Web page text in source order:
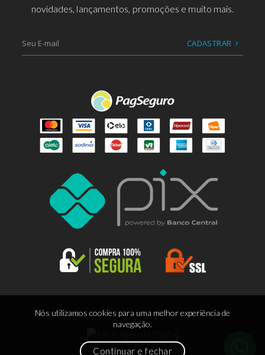
novidades, lançamentos, promoções e muito mais.
CADASTRAR
© 2026 EDITORA LITOARTE LTDA | 88.665.963/0001-55
Nós utilizamos cookies para uma melhor experiência de
navegação.
Continuar e fechar